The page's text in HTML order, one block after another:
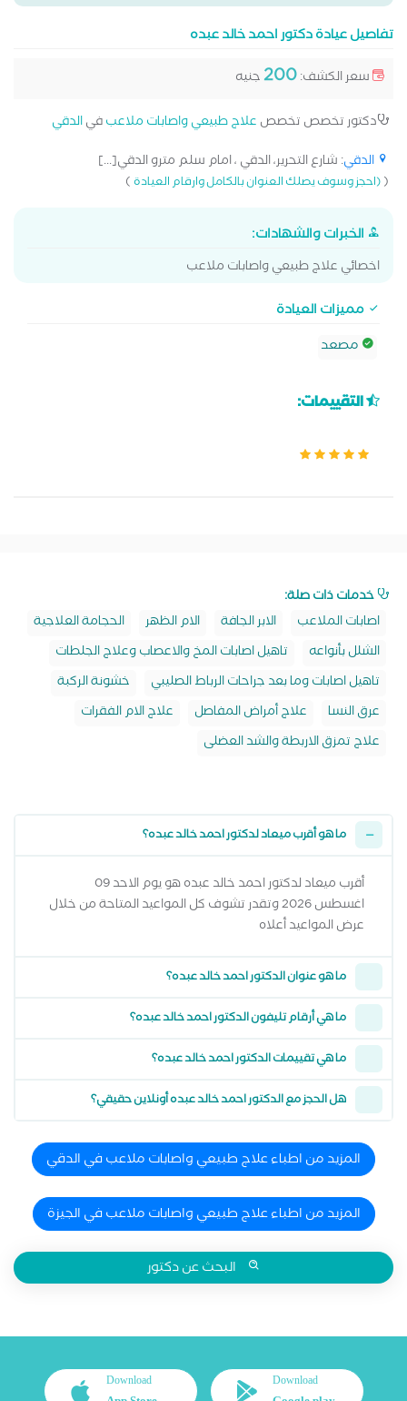
تفاصيل عيادة دكتور احمد خالد عبده
سعر الكشف:200جنيه
دكتور تخصص تخصص علاج طبيعي واصابات ملاعبفيالدقي
الدقي: شارع التحرير، الدقي ، امام سلم مترو الدقي[...]
((احجز وسوف يصلك العنوان بالكامل وارقام العيادة)
الخبرات والشهادات:
اخصائي علاج طبيعي واصابات ملاعب
مميزات العيادة
مصعد
التقييمات:
خدمات ذات صلة:
اصابات الملاعب
الابر الجافة الام الظهر
الحجامة العلاجية
الشلل بأنواعه
تاهيل اصابات المخ والاعصاب وعلاج الجلطات
تاهيل اصابات وما بعد جراحات الرباط الصليبي
خشونة الركبة
عرق النسا
علاج أمراض المفاصل
علاج الام الفقرات
علاج تمزق الاربطة والشد العضلى
ما هو أقرب ميعاد لدكتور احمد خالد عبده؟
أقرب ميعاد لدكتور احمد خالد عبده هو يوم الاحد 09
اغسطس 2026 وتقدر تشوف كل المواعيد المتاحة من خلال
عرض المواعيد أعلاه
ما هو عنوان الدكتور احمد خالد عبده؟
ما هي أرقام تليفون الدكتور احمد خالد عبده؟
ما هي تقييمات الدكتور احمد خالد عبده؟
هل الحجز مع الدكتور احمد خالد عبده أونلاين حقيقي؟
المزيد من اطباء علاج طبيعي واصابات ملاعب في الدقي
المزيد من اطباء علاج طبيعي واصابات ملاعب في الجيزة
البحث عن دكتور
Download
Download